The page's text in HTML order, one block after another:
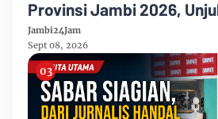
Provinsi Jambi 2026,
Taman Banjuran Budayo,
Band Raih Juara 2
Jambi24Jam
Sept 08, 2026